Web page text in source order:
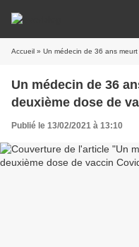
Accueil » Un médecin de 36 ans
Un médecin de 36
deuxième dose de
Publié le 13/02/2021 à 13:10